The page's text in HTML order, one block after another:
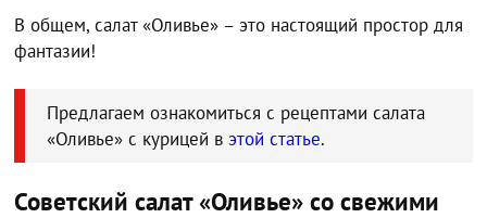
В общем, салат «Оливье» – это настоящий простор для
фантазии!
Предлагаем ознакомиться с рецептами салата
«Оливье» с курицей вэтой статье.
Советский салат «Оливье» со свежими